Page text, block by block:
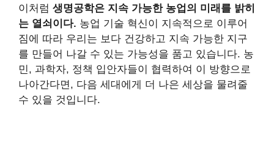
이처럼 생명공학은 지속 가능한 농업의 미래를 밝히
는 열쇠이다. 농업 기술 혁신이 지속적으로 이루어
짐에 따라 우리는 보다 건강하고 지속 가능한 지구
를 만들어 나갈 수 있는 가능성을 품고 있습니다. 농
민, 과학자, 정책 입안자들이 협력하여 이 방향으로
나아간다면, 다음 세대에게 더 나은 세상을 물려줄
수 있을 것입니다.